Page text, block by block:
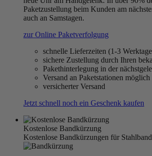
Paketzustellung beim Kunden am
auch an Samstagen.
zur Online Paketverfolgung
schnelle Lieferzeiten (1-3
sichere Zustellung durch Ihren
Pakethinterlegung in der
Versand an Paketstationen möglich
versicherter Versand
Jetzt schnell noch ein Geschenk kaufen
Kostenlose Bandkürzung
Kostenlose Bandkürzungen für